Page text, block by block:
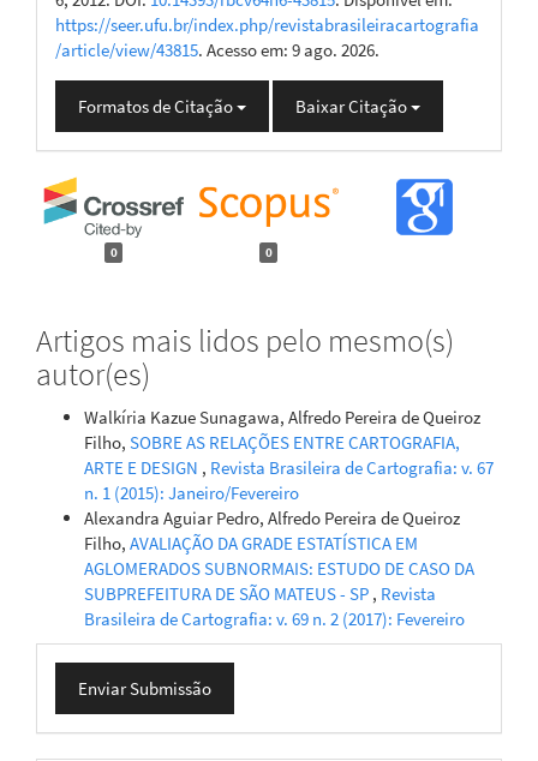
https://seer.ufu.br/index.php/revistabrasileiracartografia
/article/view/43815. Acesso em: 9 ago. 2026.
Formatos de Citação Baixar Citação
0 0
Artigos mais lidos pelo mesmo(s)
autor(es)
Walkíria Kazue Sunagawa, Alfredo Pereira de Queiroz
Filho, SOBRE AS RELAÇÕES ENTRE CARTOGRAFIA,
ARTE E DESIGN , Revista Brasileira de Cartografia: v. 67
n. 1 (2015): Janeiro/Fevereiro
Alexandra Aguiar Pedro, Alfredo Pereira de Queiroz
Filho, AVALIAÇÃO DA GRADE ESTATÍSTICA EM
AGLOMERADOS SUBNORMAIS: ESTUDO DE CASO DA
SUBPREFEITURA DE SÃO MATEUS - SP , Revista
Brasileira de Cartografia: v. 69 n. 2 (2017): Fevereiro
Enviar
Submissão
Enviar Submissão